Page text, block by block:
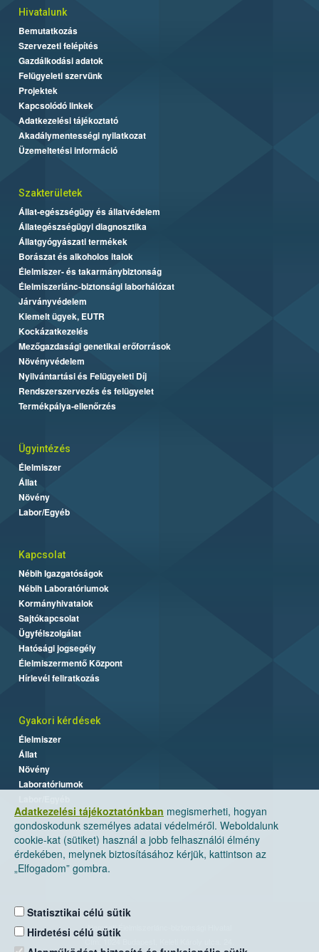
Adatkezelési tájékoztatónkban megismerheti, hogyan
gondoskodunk személyes adatai védelméről. Weboldalunk
cookie-kat (sütiket) használ a jobb felhasználói élmény
érdekében, melynek biztosításához kérjük, kattintson az
„Elfogadom” gombra.
Statisztikai célú sütik
Hirdetési célú sütik
Hivatalunk
Bemutatkozás
Szervezeti felépítés
Gazdálkodási adatok
Felügyeleti szervünk
Projektek
Kapcsolódó linkek
Adatkezelési tájékoztató
Akadálymentességi nyilatkozat
Üzemeltetési információ
Szakterületek
Állat-egészségügy és állatvédelem
Állategészségügyi diagnosztika
Állatgyógyászati termékek
Borászat és alkoholos italok
Élelmiszer- és takarmánybiztonság
Élelmiszerlánc-biztonsági laborhálózat
Járványvédelem
Kiemelt ügyek, EUTR
Kockázatkezelés
Mezőgazdasági genetikai erőforrások
Növényvédelem
Nyilvántartási és Felügyeleti Díj
Rendszerszervezés és felügyelet
Termékpálya-ellenőrzés
Ügyintézés
Élelmiszer
Állat
Növény
Labor/Egyéb
Kapcsolat
Nébih Igazgatóságok
Nébih Laboratóriumok
Kormányhivatalok
Sajtókapcsolat
Ügyfélszolgálat
Hatósági jogsegély
Élelmiszermentő Központ
Hírlevél feliratkozás
Gyakori kérdések
Élelmiszer
Állat
Növény
Laboratóriumok
Nemzeti Élelmiszerlánc-biztonsági Hivatal